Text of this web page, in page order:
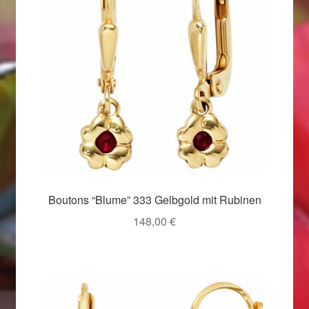
Valentinstag 2016
Valentinstag Geschenke
Vertrag widerrufen
Weihnachtsangebote 2015
Weihnachtsangebote 2016
Weihnachtsangebote 2017
Weihnachtsangebote 2018
Boutons “Blume” 333 Gelbgold mit Rubinen
148,00 €